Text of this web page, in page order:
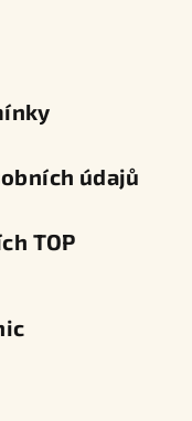
údajů
TOP